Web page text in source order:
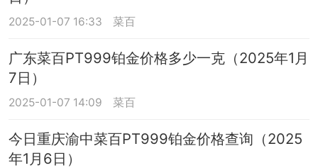
2025-01-07 16:33 菜百
广东菜百PT999铂金价格多少一克（2025年1月
7日）
2025-01-07 14:09 菜百
今日重庆渝中菜百PT999铂金价格查询（2025
年1月6日）